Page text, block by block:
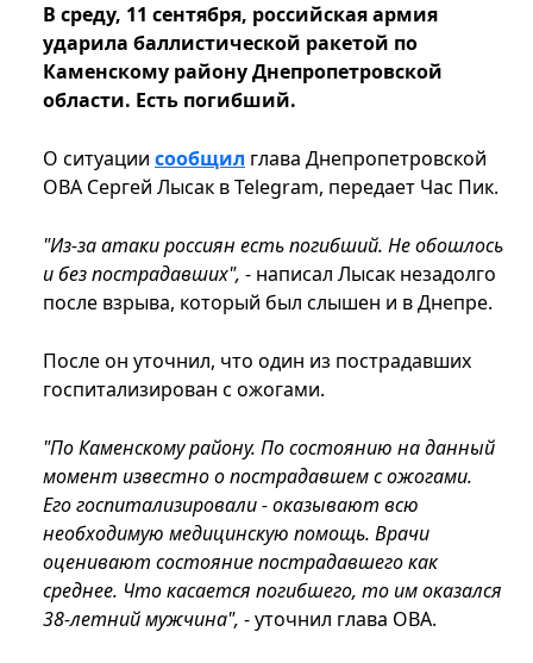
В среду, 11 сентября, российская армия
ударила баллистической ракетой по
Каменскому району Днепропетровской
области. Есть погибший.
О ситуации сообщил глава Днепропетровской
ОВА Сергей Лысак в Telegram, передает Час Пик.
"Из-за атаки россиян есть погибший. Не обошлось
и без пострадавших", - написал Лысак незадолго
после взрыва, который был слышен и в Днепре.
После он уточнил, что один из пострадавших
госпитализирован с ожогами.
"По Каменскому району. По состоянию на данный
момент известно о пострадавшем с ожогами.
Его госпитализировали - оказывают всю
необходимую медицинскую помощь. Врачи
оценивают состояние пострадавшего как
среднее. Что касается погибшего, то им оказался
38-летний мужчина", - уточнил глава ОВА.